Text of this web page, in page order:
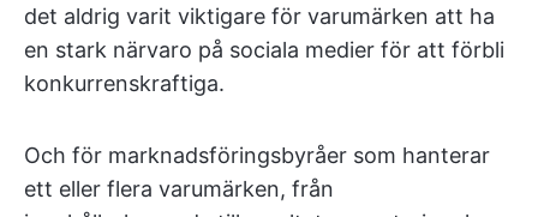
det aldrig varit viktigare för varumärken att ha
en stark närvaro på sociala medier för att förbli
konkurrenskraftiga.
Och för marknadsföringsbyråer som hanterar
ett eller flera varumärken, från